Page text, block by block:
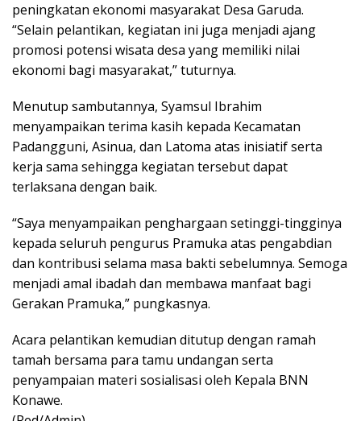
peningkatan ekonomi masyarakat Desa Garuda.
“Selain pelantikan, kegiatan ini juga menjadi ajang
promosi potensi wisata desa yang memiliki nilai
ekonomi bagi masyarakat,” tuturnya.
Menutup sambutannya, Syamsul Ibrahim
menyampaikan terima kasih kepada Kecamatan
Padangguni, Asinua, dan Latoma atas inisiatif serta
kerja sama sehingga kegiatan tersebut dapat
terlaksana dengan baik.
“Saya menyampaikan penghargaan setinggi-tingginya
kepada seluruh pengurus Pramuka atas pengabdian
dan kontribusi selama masa bakti sebelumnya. Semoga
menjadi amal ibadah dan membawa manfaat bagi
Gerakan Pramuka,” pungkasnya.
Acara pelantikan kemudian ditutup dengan ramah
tamah bersama para tamu undangan serta
penyampaian materi sosialisasi oleh Kepala BNN
Konawe.